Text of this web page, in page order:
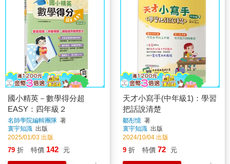
國小精英－數學得分超
EASY：四年級２
名師學院編輯團隊 著
寰宇知識 出版
2025/01/03 出版
79 折 特價 142 元
天才小寫手(中年級1)：學習
把話說清楚
鄒彤憶 著
寰宇知識 出版
2024/10/04 出版
9 折 特價 72 元